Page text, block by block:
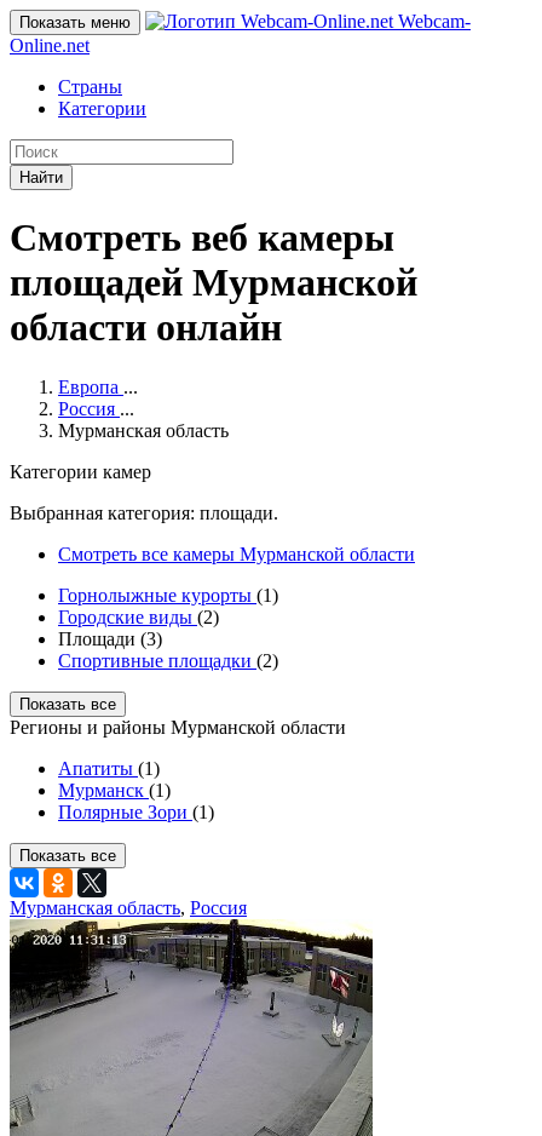
Показать меню
Webcam-
Online.net
Страны
Категории
Найти
Смотреть веб камеры
площадей Мурманской
области онлайн
Европа ...
Россия ...
Мурманская область
Категории камер
Выбранная категория: площади.
Смотреть все камеры Мурманской области
Горнолыжные курорты (1)
Городские виды (2)
Площади (3)
Спортивные площадки (2)
Показать все
Регионы и районы Мурманской области
Апатиты (1)
Мурманск (1)
Полярные Зори (1)
Показать все
Мурманская область, Россия